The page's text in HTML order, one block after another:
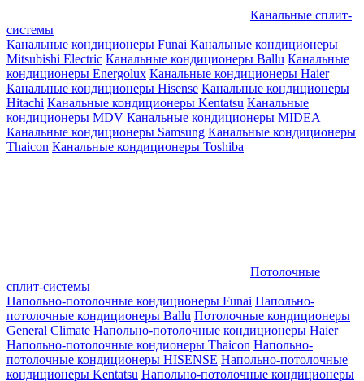
Канальные сплит-
системы
Канальные кондиционеры Funai Канальные кондиционеры
Mitsubishi Electric Канальные кондиционеры Ballu Канальные
кондиционеры Energolux Канальные кондиционеры Haier
Канальные кондиционеры Hisense Канальные кондиционеры
Hitachi Канальные кондиционеры Kentatsu Канальные
кондиционеры MDV Канальные кондиционеры MIDEA
Канальные кондиционеры Samsung Канальные кондиционеры
Thaicon Канальные кондиционеры Toshiba
Потолочные
сплит-системы
Напольно-потолочные кондиционеры Funai Напольно-
потолочные кондиционеры Ballu Потолочные кондиционеры
General Climate Напольно-потолочные кондиционеры Haier
Напольно-потолочные кондионеры Thaicon Напольно-
потолочные кондиционеры HISENSE Напольно-потолочные
кондиционеры Kentatsu Напольно-потолочные кондиционеры